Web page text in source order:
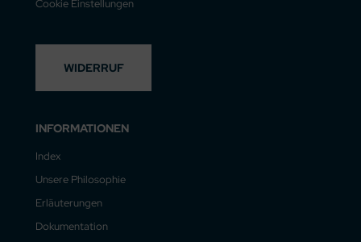
Cookie Einstellungen
WIDERRUF
INFORMATIONEN
Index
Unsere Philosophie
Erläuterungen
Dokumentation